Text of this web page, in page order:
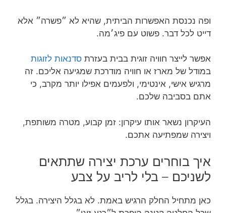
ופה נכנסת האפשרות הביתית, שהיא לא ״פשרה״ אלא
דייט לכל דבר. פשוט עם פיג׳מה.
אפשר לייצר חוויה זוגית בבית בעזרת סדנאות לזוגות
במודל של מארז או חוויה מודרכת שמגיעה אליכם. זה
מרגיש אישי, אינטימי, ולפעמים אפילו יותר מקרב, כי
אתם בסביבה שלכם.
העיקרון נשאר אותו עיקרון: זמן קבוע, מטרה משותפת,
ויצירה שמפתיעה אתכם.
איך בוחרים ערכת יצירה שתתאים
לשניכם – בלי לריב על צבע
כאן מתחיל החלק הרגיש באמת. לא בגלל היצירה. בגלל